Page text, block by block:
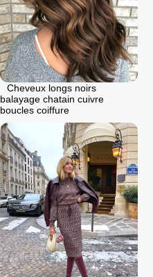
Cheveux longs noirs
balayage chatain cuivre
boucles coiffure